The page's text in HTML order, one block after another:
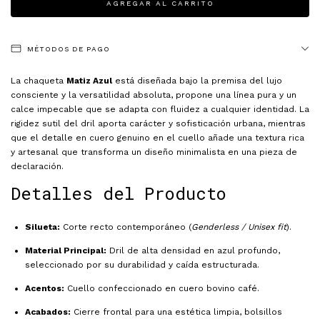
MÉTODOS DE PAGO
La chaqueta Matiz Azul está diseñada bajo la premisa del lujo
consciente y la versatilidad absoluta, propone una línea pura y un
calce impecable que se adapta con fluidez a cualquier identidad. La
rigidez sutil del dril aporta carácter y sofisticación urbana, mientras
que el detalle en cuero genuino en el cuello añade una textura rica
y artesanal que transforma un diseño minimalista en una pieza de
declaración.
Detalles del Producto
Silueta: Corte recto contemporáneo (Genderless / Unisex fit).
Material Principal: Dril de alta densidad en azul profundo,
seleccionado por su durabilidad y caída estructurada.
Acentos: Cuello confeccionado en cuero bovino café.
Acabados: Cierre frontal para una estética limpia, bolsillos